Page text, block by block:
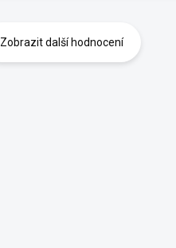
Zobrazit další hodnocení